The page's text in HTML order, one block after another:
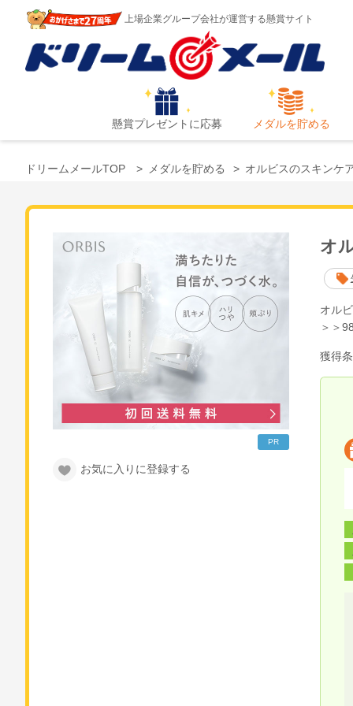
上場企業グループ会社が運営する懸賞サイト
懸賞プレゼントに応募 メダルを貯める
ドリームメールTOP メダルを貯める オルビスのスキンケ
PR
お気に入りに登録する
オ
オル
＞＞
獲得